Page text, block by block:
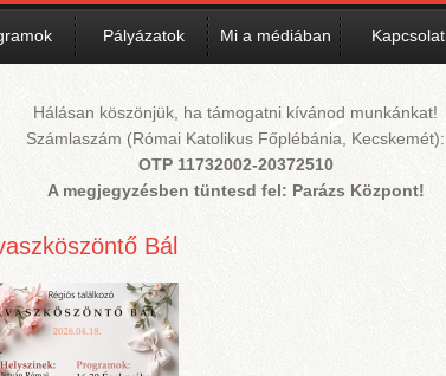
Pályázatok Mi a médiában Kapcsolat
Hálásan köszönjük, ha támogatni kívánod munkánkat!
Számlaszám (Római Katolikus Főplébánia, Kecskemét):
OTP 11732002-20372510
A megjegyzésben tüntesd fel: Parázs Központ!
Bál